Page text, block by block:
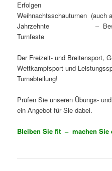
Erfolgen –
Weihnachtsschauturnen (auch
Jahrzehnte – Besuch
Turnfeste
Der Freizeit- und Breitensport,
Wettkampfsport und
Turnabteilung!
Prüfen Sie unseren Übungs-
ein Angebot für Sie dabei.
Bleiben Sie fit – machen Sie